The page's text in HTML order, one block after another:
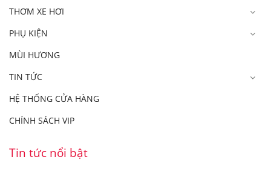
THƠM XE HƠI
PHỤ KIỆN
MÙI HƯƠNG
TIN TỨC
HỆ THỐNG CỬA HÀNG
CHÍNH SÁCH VIP
Tin tức nổi bật